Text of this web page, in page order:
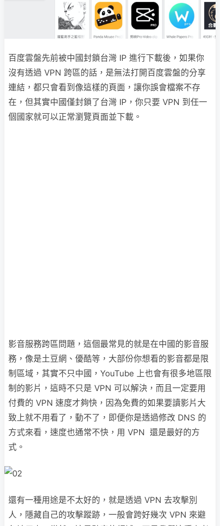
百度雲盤先前被中國封鎖台灣 IP 進行下載後，如果你
沒有透過 VPN 跨區的話，是無法打開百度雲盤的分享
連結，都只會看到像這樣的頁面，讓你誤會檔案不存
在，但其實中國僅封鎖了台灣 IP，你只要 VPN 到任一
個國家就可以正常瀏覽頁面並下載。
影音服務跨區問題，這個最常見的就是在中國的影音服
務，像是土豆網、優酷等，大部份你想看的影音都是限
制區域，其實不只中國，YouTube 上也會有很多地區限
制的影片，這時不只是 VPN 可以解決，而且一定要用
付費的 VPN 速度才夠快，因為免費的如果要讀影片大
致上就不用看了，動不了，即便你是透過修改 DNS 的
方式來看，速度也通常不快，用 VPN 還是最好的方
式。
還有一種用途是不太好的，就是透過 VPN 去攻擊別
人，隱藏自己的攻擊蹤跡，一般會跨好幾次 VPN 來避